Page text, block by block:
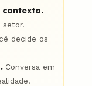
contexto.
setor.
decide os
Conversa em